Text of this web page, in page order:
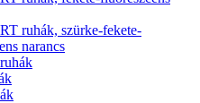
ruhák, szürke-fekete-
narancs